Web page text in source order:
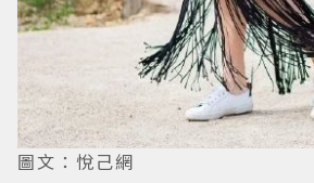
圖文：悅己網